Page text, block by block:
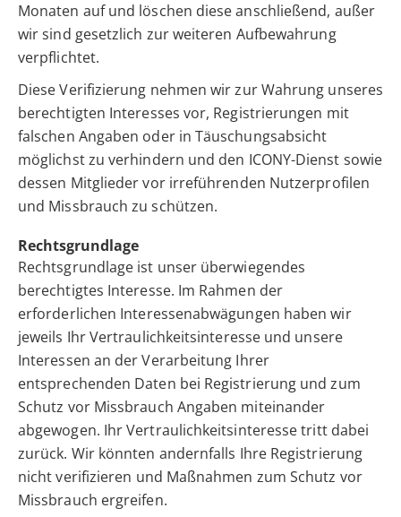
Monaten auf und löschen diese anschließend, außer
wir sind gesetzlich zur weiteren Aufbewahrung
verpflichtet.
Diese Verifizierung nehmen wir zur Wahrung unseres
berechtigten Interesses vor, Registrierungen mit
falschen Angaben oder in Täuschungsabsicht
möglichst zu verhindern und den ICONY-Dienst sowie
dessen Mitglieder vor irreführenden Nutzerprofilen
und Missbrauch zu schützen.
Rechtsgrundlage
Rechtsgrundlage ist unser überwiegendes
berechtigtes Interesse. Im Rahmen der
erforderlichen Interessenabwägungen haben wir
jeweils Ihr Vertraulichkeitsinteresse und unsere
Interessen an der Verarbeitung Ihrer
entsprechenden Daten bei Registrierung und zum
Schutz vor Missbrauch Angaben miteinander
abgewogen. Ihr Vertraulichkeitsinteresse tritt dabei
zurück. Wir könnten andernfalls Ihre Registrierung
nicht verifizieren und Maßnahmen zum Schutz vor
Missbrauch ergreifen.